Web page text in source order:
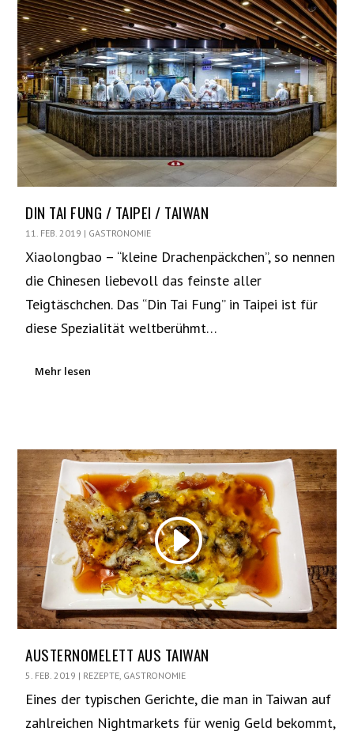
DIN TAI FUNG / TAIPEI / TAIWAN
11. FEB. 2019 | GASTRONOMIE
Xiaolongbao – “kleine Drachenpäckchen”, so nennen
die Chinesen liebevoll das feinste aller
Teigtäschchen. Das “Din Tai Fung” in Taipei ist für
diese Spezialität weltberühmt…
Mehr lesen
AUSTERNOMELETT AUS TAIWAN
5. FEB. 2019 | REZEPTE GASTRONOMIE
Eines der typischen Gerichte, die man in Taiwan auf
zahlreichen Nightmarkets für wenig Geld bekommt,